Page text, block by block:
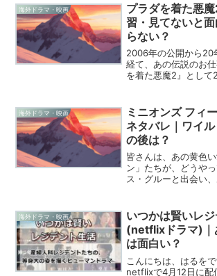
海外ドラマ・映画
プラダを着た悪
習・見てないと
らない？
2006年の公開から20
経て、あの伝説のお
を着た悪魔2』として
りなのですが、まさ
ダに再び会え...
海外ドラマ・映画
ミニオンズ フィ
ネタバレ｜ワイ
の後は？
皆さんは、あの黄色
ン」たちが、どうや
ス・グルーと出会い
ー」シリーズは第4作
に2026年7月には...
海外ドラマ・映画
いつかは賢いレ
(netflixドラマ)｜
は面白い？
こんにちは、はるを
netflixで4月12日に配